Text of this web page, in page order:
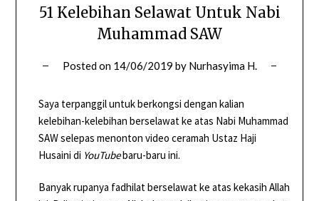
51 Kelebihan Selawat Untuk Nabi
Muhammad SAW
Posted on 14/06/2019 by Nurhasyima H.
Saya terpanggil untuk berkongsi dengan kalian
kelebihan-kelebihan berselawat ke atas Nabi Muhammad
SAW selepas menonton video ceramah Ustaz Haji
Husaini di YouTubebaru-baru ini.
Banyak rupanya fadhilat berselawat ke atas kekasih Allah